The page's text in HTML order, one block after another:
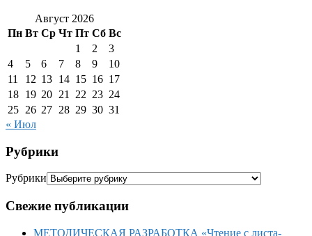
Август 2026
Пн Вт Ср Чт Пт Сб Вс
1
2
3
4
5 6 7 8 9
10
11
12 13 14 15 16 17
18 19 20 21 22 23 24
25 26 27 28 29 30 31
« Июл
Рубрики
Рубрики
Свежие публикации
МЕТОДИЧЕСКАЯ РАЗРАБОТКА «Чтение с листа-